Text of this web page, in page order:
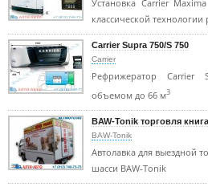
Установка Carrier
классической
Carrier Supra 750/S 750
Carrier
Рефрижератор Carrier
объемом до 66 м3
BAW-Tonik торговля
BAW-Tonik
Автолавка для выездной
шасси BAW-Tonik